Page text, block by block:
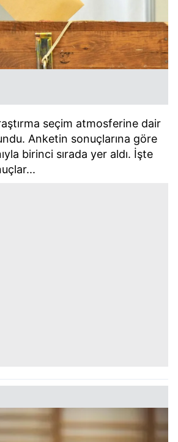
seçim atmosferine dair
Anketin sonuçlarına göre
birinci sırada yer aldı. İşte